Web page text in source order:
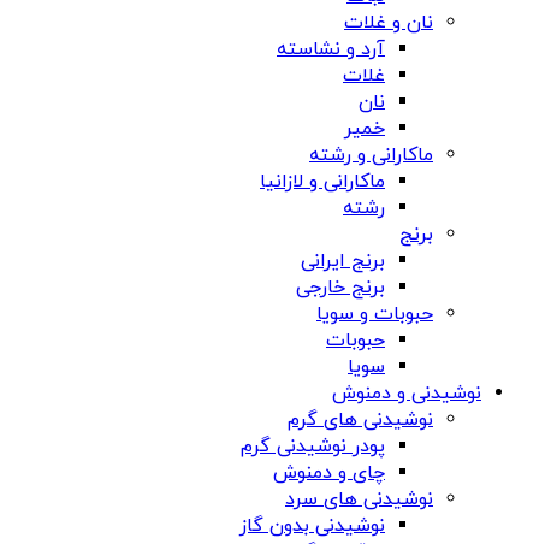
نان و غلات
آرد و نشاسته
غلات
نان
خمیر
ماکارانی و رشته
ماکارانی و لازانیا
رشته
برنج
برنج ایرانی
برنج خارجی
حبوبات و سویا
حبوبات
سویا
نوشیدنی و دمنوش
نوشیدنی های گرم
پودر نوشیدنی گرم
چای و دمنوش
نوشیدنی های سرد
نوشیدنی بدون گاز